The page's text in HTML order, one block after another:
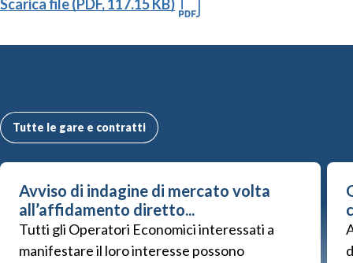
Scarica file (PDF, 117.15 KB)
Tutte le gare e contratti
Avviso di indagine di mercato volta
all’affidamento diretto...
Tutti gli Operatori Economici interessati a
manifestare il loro interesse possono